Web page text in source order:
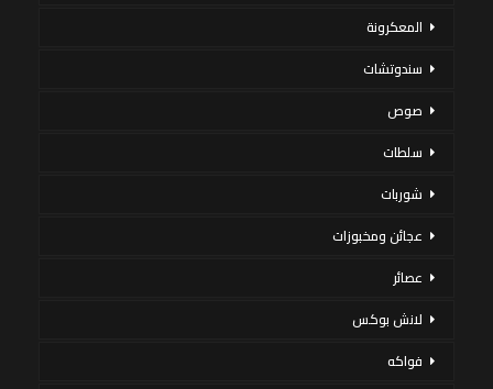
المعكرونة
سندوتشات
صوص
سلطات
شوربات
عجائن ومخبوزات
عصائر
لانش بوكس
فواكه